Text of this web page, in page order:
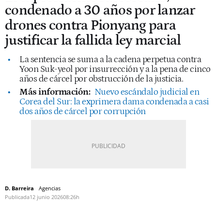
condenado a 30 años por lanzar
drones contra Pionyang para
justificar la fallida ley marcial
La sentencia se suma a la cadena perpetua contra
Yoon Suk-yeol por insurrección y a la pena de cinco
años de cárcel por obstrucción de la justicia.
Más información: Nuevo escándalo judicial en
Corea del Sur: la exprimera dama condenada a casi
dos años de cárcel por corrupción
D. Barreira
Agencias
Publicada12 junio 202608:26h